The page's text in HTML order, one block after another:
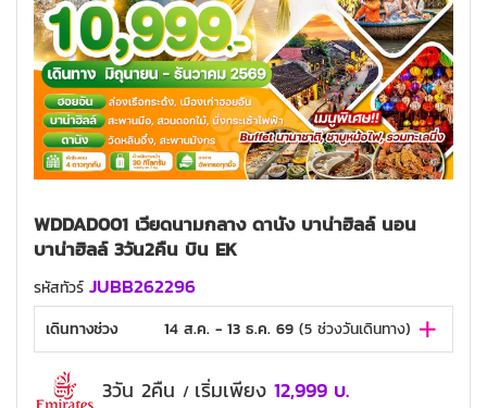
WDDAD001 เวียดนามกลาง ดานัง บาน่าฮิลล์ นอน
บาน่าฮิลล์ 3วัน2คืน บิน EK
รหัสทัวร์ JUBB262296
เดินทางช่วง 14 ส.ค. - 13 ธ.ค. 69 (5 ช่วงวันเดินทาง)
3วัน 2คืน / เริ่มเพียง 12,999 บ.